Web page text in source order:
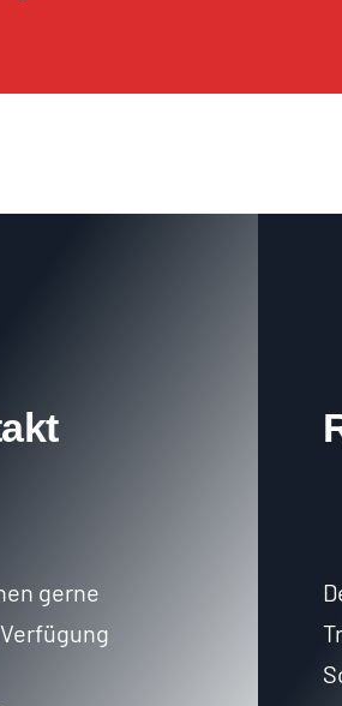
gerne